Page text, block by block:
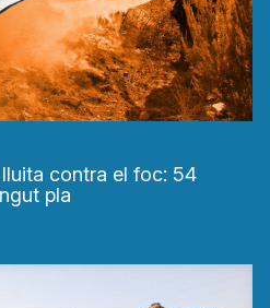
contra el foc: 54
pla